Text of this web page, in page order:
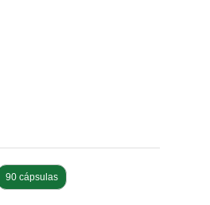
90 cápsulas